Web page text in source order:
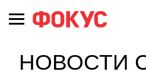
НОВОСТИ